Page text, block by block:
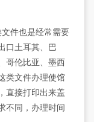
文件也是经常需要
口土耳其、巴
哥伦比亚、墨西
类文件办理使馆
直接打印出来盖
不同，办理时间